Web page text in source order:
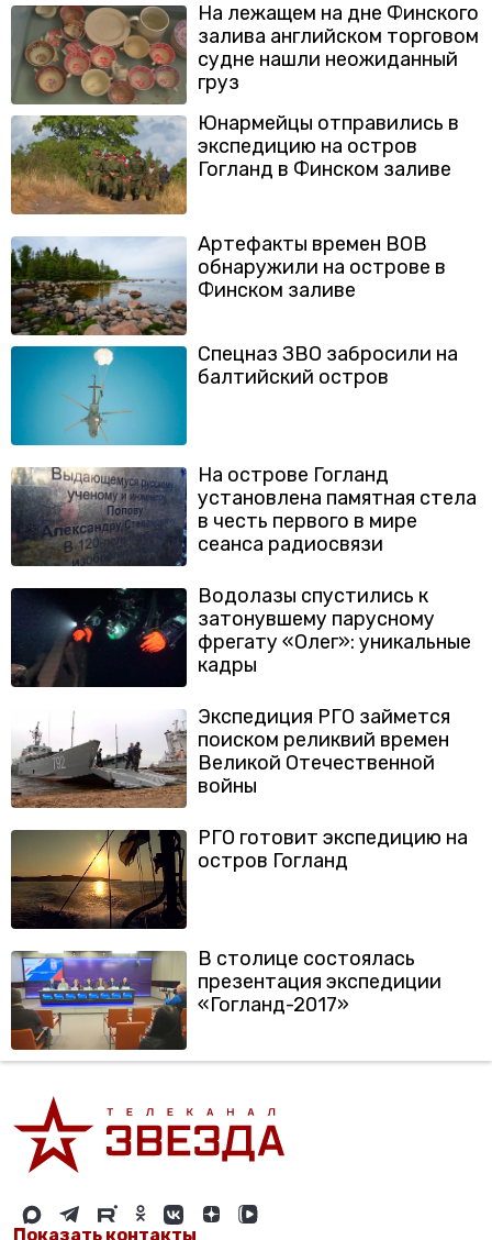
На лежащем на дне Финского
залива английском торговом
судне нашли неожиданный
груз
Юнармейцы отправились в
экспедицию на остров
Гогланд в Финском заливе
Артефакты времен ВОВ
обнаружили на острове в
Финском заливе
Спецназ ЗВО забросили на
балтийский остров
На острове Гогланд
установлена памятная стела
в честь первого в мире
сеанса радиосвязи
Водолазы спустились к
затонувшему парусному
фрегату «Олег»: уникальные
кадры
Экспедиция РГО займется
поиском реликвий времен
Великой Отечественной
войны
РГО готовит экспедицию на
остров Гогланд
В столице состоялась
презентация экспедиции
«Гогланд-2017»
Показать контакты